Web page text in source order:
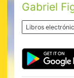
Gabriel
Libros